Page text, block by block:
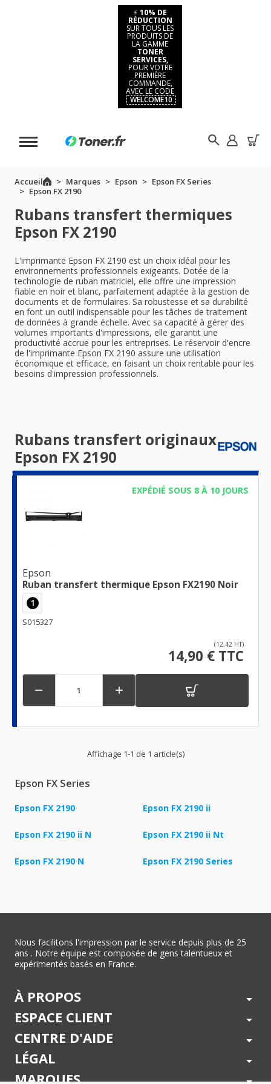
⚡ 10% DE
RÉDUCTION
SUR TOUS LES
PRODUITS DE
LA GAMME
TONER
SERVICES,
POUR VOTRE
PREMIÈRE
COMMANDE,
AVEC LE CODE
WELCOME10
Accueil Marques Epson
Epson FX Series
Epson FX 2190
Rubans transfert thermiques
Epson FX 2190
L'imprimante Epson FX 2190 est un choix idéal pour les
environnements professionnels exigeants. Dotée de la
technologie de ruban matriciel, elle offre une impression
fiable en noir et blanc, parfaitement adaptée à la gestion de
documents et de formulaires. Sa robustesse et sa durabilité
en font un outil indispensable pour les tâches de traitement
de données à grande échelle. Avec sa capacité à gérer des
volumes importants d'impressions, elle garantit une
productivité accrue pour les entreprises. Le réservoir d'encre
de l'imprimante Epson FX 2190 assure une utilisation
économique et efficace, en faisant un choix rentable pour les
besoins d'impression professionnels.
Rubans transfert originaux
Epson FX 2190
EXPÉDIÉ SOUS 8 À 10 JOURS
Epson
Ruban transfert thermique Epson FX2190 Noir
1
S015327
(12,42 HT)
14,90 € TTC
 
Affichage 1-1 de 1 article(s)
Epson FX Series
Epson FX 2190 Epson FX 2190 ii
Epson FX 2190 ii N Epson FX 2190 ii Nt
Epson FX 2190 N Epson FX 2190 Series
Nous facilitons l'impression par le service depuis plus de 25
ans . Notre équipe est composée de gens talentueux et
expérimentés basés en France.
À PROPOS arrow_drop_down
ESPACE CLIENT arrow_drop_down
CENTRE D'AIDE arrow_drop_down
LÉGAL arrow_drop_down
MARQUES